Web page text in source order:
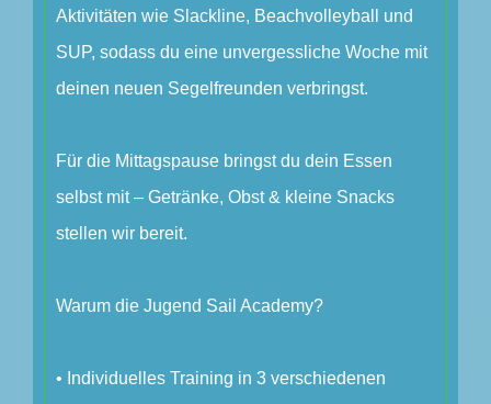
Aktivitäten wie Slackline, Beachvolleyball und
SUP, sodass du eine unvergessliche Woche mit
deinen neuen Segelfreunden verbringst.
Für die Mittagspause bringst du dein Essen
selbst mit – Getränke, Obst & kleine Snacks
stellen wir bereit.
Warum die Jugend Sail Academy?
• Individuelles Training in 3 verschiedenen